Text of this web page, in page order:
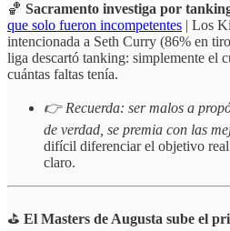
🏀 Sacramento investiga por
que solo fueron incompetentes | Los
intencionada a Seth Curry (86% en
liga descartó tanking: simplemente el
cuántas faltas tenía.
👉 Recuerda: ser malos a
de verdad, se premia con las
difícil diferenciar el objetivo
claro.
⛳ El Masters de Augusta sube el